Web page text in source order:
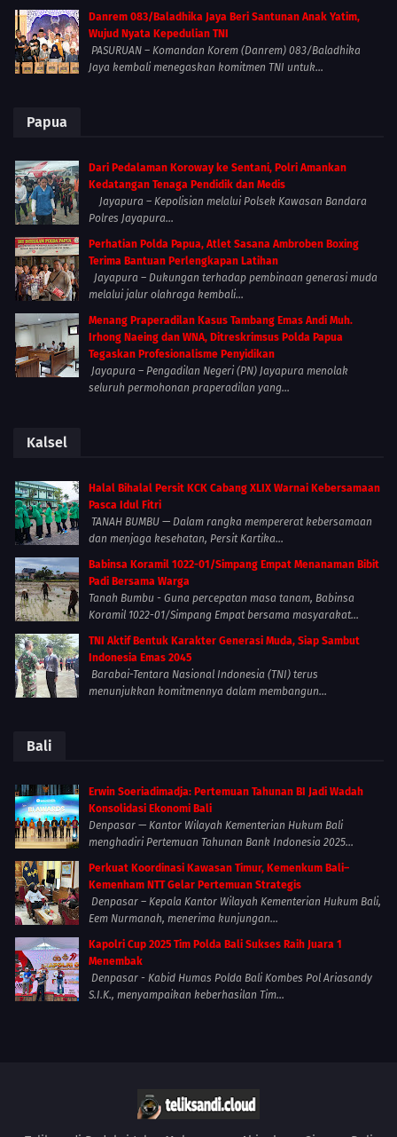
Danrem 083/Baladhika Jaya Beri Santunan Anak Yatim,
Wujud Nyata Kepedulian TNI
PASURUAN – Komandan Korem (Danrem) 083/Baladhika
Jaya kembali menegaskan komitmen TNI untuk...
Papua
Dari Pedalaman Koroway ke Sentani, Polri Amankan
Kedatangan Tenaga Pendidik dan Medis
Jayapura – Kepolisian melalui Polsek Kawasan Bandara
Polres Jayapura...
Perhatian Polda Papua, Atlet Sasana Ambroben Boxing
Terima Bantuan Perlengkapan Latihan
Jayapura – Dukungan terhadap pembinaan generasi muda
melalui jalur olahraga kembali...
Menang Praperadilan Kasus Tambang Emas Andi Muh.
Irhong Naeing dan WNA, Ditreskrimsus Polda Papua
Tegaskan Profesionalisme Penyidikan
Jayapura – Pengadilan Negeri (PN) Jayapura menolak
seluruh permohonan praperadilan yang...
Kalsel
Halal Bihalal Persit KCK Cabang XLIX Warnai Kebersamaan
Pasca Idul Fitri
TANAH BUMBU — Dalam rangka mempererat kebersamaan
dan menjaga kesehatan, Persit Kartika...
Babinsa Koramil 1022-01/Simpang Empat Menanaman Bibit
Padi Bersama Warga
Tanah Bumbu - Guna percepatan masa tanam, Babinsa
Koramil 1022-01/Simpang Empat bersama masyarakat...
TNI Aktif Bentuk Karakter Generasi Muda, Siap Sambut
Indonesia Emas 2045
Barabai-Tentara Nasional Indonesia (TNI) terus
menunjukkan komitmennya dalam membangun...
Bali
Erwin Soeriadimadja: Pertemuan Tahunan BI Jadi Wadah
Konsolidasi Ekonomi Bali
Denpasar — Kantor Wilayah Kementerian Hukum Bali
menghadiri Pertemuan Tahunan Bank Indonesia 2025...
Perkuat Koordinasi Kawasan Timur, Kemenkum Bali–
Kemenham NTT Gelar Pertemuan Strategis
Denpasar – Kepala Kantor Wilayah Kementerian Hukum Bali,
Eem Nurmanah, menerima kunjungan...
Kapolri Cup 2025 Tim Polda Bali Sukses Raih Juara 1
Menembak
Denpasar - Kabid Humas Polda Bali Kombes Pol Ariasandy
S.I.K., menyampaikan keberhasilan Tim...